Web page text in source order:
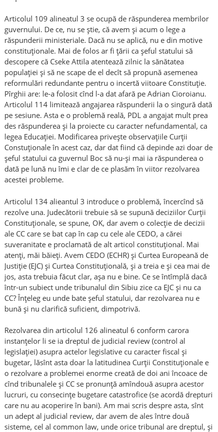
Articolul 109 alineatul 3 se ocupă de răspunderea membrilor
guvernului. De ce, nu se ştie, că avem şi acum o lege a
răspunderii ministeriale. Dacă nu se aplică, nu e din motive
constituţionale. Mai de folos ar fi ţării ca şeful statului să
descopere că Cseke Attila atentează zilnic la sănătatea
populaţiei şi să ne scape de el decît să propună asemenea
reformulări redundante pentru o incertă viitoare Constituţie.
Pîrghii are: le-a folosit cînd l-a dat afară pe Adrian Cioroianu.
Articolul 114 limitează angajarea răspunderii la o singură dată
pe sesiune. Asta e o problemă reală, PDL a angajat mult prea
des răspunderea şi la proiecte cu caracter nefundamental, ca
legea Educaţiei. Modificarea priveşte observaţiile Curţii
Constuţionale în acest caz, dar dat fiind că depinde azi doar de
şeful statului ca guvernul Boc să nu-şi mai ia răspunderea o
dată pe lună nu îmi e clar de ce plasăm în viitor rezolvarea
acestei probleme.
Articolul 134 alieantul 3 introduce o problemă, încercînd să
rezolve una. Judecătorii trebuie să se supună deciziilor Curţii
Constituţionale, se spune, OK, dar avem o colecţie de decizii
ale CC care se bat cap în cap cu cele ale CEDO, a cărei
suveranitate e proclamată de alt articol constituţional. Mai
atenţi, măi băieţi. Avem CEDO (ECHR) şi Curtea Europeană de
Justiţie (EJC) şi Curtea Constituţională, şi a treia e şi cea mai de
jos, asta trebuia făcut clar, aşa nu e bine. Ce se întîmplă dacă
într-un subiect unde tribunalul din Sibiu zice ca EJC şi nu ca
CC? Înţeleg eu unde bate şeful statului, dar rezolvarea nu e
bună şi nu clarifică suficient, dimpotrivă.
Rezolvarea din articolul 126 alineatul 6 conform carora
instanţelor li se ia dreptul de judicial review (control al
legislaţiei) asupra actelor legislative cu caracter fiscal şi
bugetar, lăsînt asta doar la latitudinea Curţii Constituţionale e
o rezolvare a problemei enorme creată de doi ani încoace de
cînd tribunalele şi CC se pronunţă amîndouă asupra acestor
lucruri, cu consecinţe bugetare catastrofice (se acordă drepturi
care nu au acoperire în bani). Am mai scris despre asta, sînt
un adept al judicial review, dar avem de ales între două
sisteme, cel al common law, unde orice tribunal are dreptul, şi